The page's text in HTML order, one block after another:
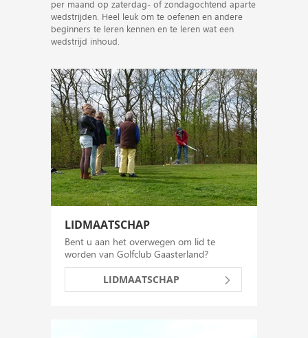
per maand op zaterdag- of zondagochtend aparte
wedstrijden. Heel leuk om te oefenen en andere
beginners te leren kennen en te leren wat een
wedstrijd inhoud.
LIDMAATSCHAP
Bent u aan het overwegen om lid te
worden van Golfclub Gaasterland?
LIDMAATSCHAP